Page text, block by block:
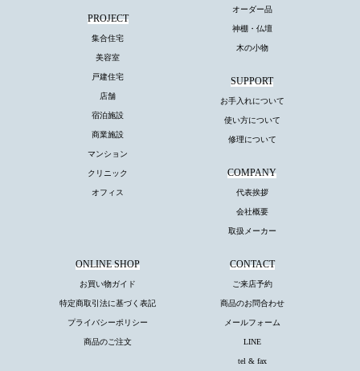
オーダー品
神棚・仏壇
木の小物
PROJECT
集合住宅
美容室
戸建住宅
店舗
宿泊施設
商業施設
マンション
クリニック
オフィス
SUPPORT
お手入れについて
使い方について
修理について
COMPANY
代表挨拶
会社概要
取扱メーカー
CONTACT
ご来店予約
商品のお問合わせ
メールフォーム
LINE
tel & fax
ONLINE SHOP
お買い物ガイド
特定商取引法に基づく表記
プライバシーポリシー
商品のご注文